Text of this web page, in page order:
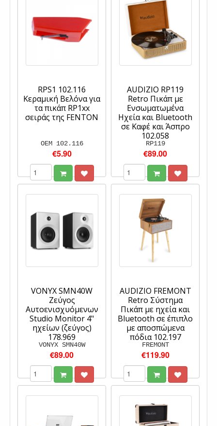
RPS1 102.116
Κεραμική Βελόνα για
τα πικάπ RP1xx
σειράς της FENTON
OEM 102.116
€5.90
AUDIZIO RP119
Retro Πικάπ με
Ενσωματωμένα
Ηχεία και Bluetooth
σε Καφέ και Άσπρο
102.058
RP119
€89.00
VONYX SMN40W
Ζεύγος
Αυτοενισχυόμενων
Studio Monitor 4"
ηχείων (ζεύγος)
178.969
VONYX SMN40W
€89.00
AUDIZIO FREMONT
Retro Σύστημα
Πικάπ με ηχεία και
Bluetooth σε έπιπλο
με αποσπώμενα
πόδια 102.197
FREMONT
€119.90